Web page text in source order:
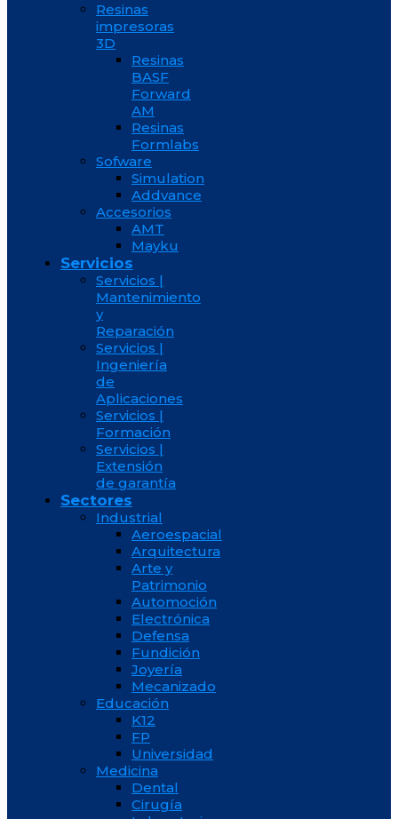
Resinas
impresoras
3D
Resinas
BASF
Forward
AM
Resinas
Formlabs
Sofware
Simulation
Addvance
Accesorios
AMT
Mayku
Servicios
Servicios |
Mantenimiento
y
Reparación
Servicios |
Ingeniería
de
Aplicaciones
Servicios |
Formación
Servicios |
Extensión
de garantía
Sectores
Industrial
Aeroespacial
Arquitectura
Arte y
Patrimonio
Automoción
Electrónica
Defensa
Fundición
Joyería
Mecanizado
Educación
K12
FP
Universidad
Medicina
Dental
Cirugía